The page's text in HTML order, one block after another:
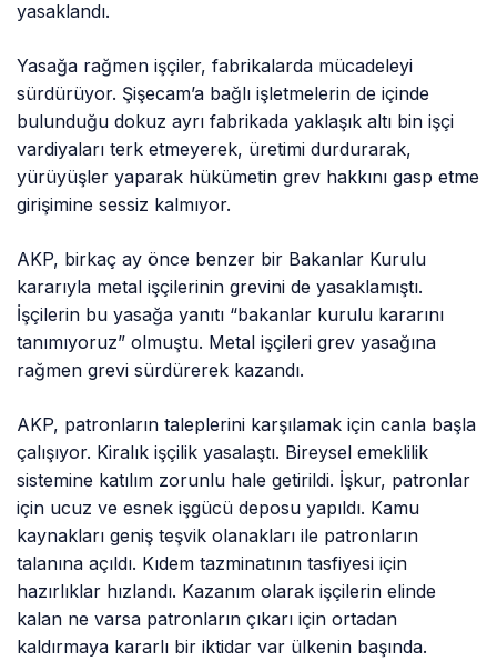
yasaklandı.
Yasağa rağmen işçiler, fabrikalarda mücadeleyi
sürdürüyor. Şişecam’a bağlı işletmelerin de içinde
bulunduğu dokuz ayrı fabrikada yaklaşık altı bin işçi
vardiyaları terk etmeyerek, üretimi durdurarak,
yürüyüşler yaparak hükümetin grev hakkını gasp etme
girişimine sessiz kalmıyor.
AKP, birkaç ay önce benzer bir Bakanlar Kurulu
kararıyla metal işçilerinin grevini de yasaklamıştı.
İşçilerin bu yasağa yanıtı “bakanlar kurulu kararını
tanımıyoruz” olmuştu. Metal işçileri grev yasağına
rağmen grevi sürdürerek kazandı.
AKP, patronların taleplerini karşılamak için canla başla
çalışıyor. Kiralık işçilik yasalaştı. Bireysel emeklilik
sistemine katılım zorunlu hale getirildi. İşkur, patronlar
için ucuz ve esnek işgücü deposu yapıldı. Kamu
kaynakları geniş teşvik olanakları ile patronların
talanına açıldı. Kıdem tazminatının tasfiyesi için
hazırlıklar hızlandı. Kazanım olarak işçilerin elinde
kalan ne varsa patronların çıkarı için ortadan
kaldırmaya kararlı bir iktidar var ülkenin başında.